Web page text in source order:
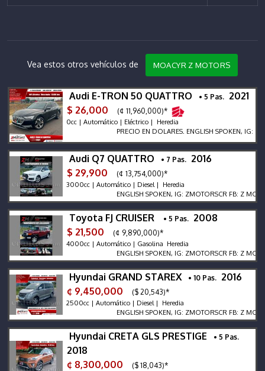
Vea estos otros vehículos de MOACYR Z MOTORS
Audi E-TRON 50 QUATTRO • 5 Pas. 2021
$ 26,000
(¢ 11,960,000)*
0cc | Automático | Eléctrico | Heredia
PRECIO EN DOLARES. ENGLISH SPOKEN, IG:
Audi Q7 QUATTRO • 7 Pas. 2016
$ 29,900
(¢ 13,754,000)*
3000cc | Automático | Diesel | Heredia
ENGLISH SPOKEN, IG: ZMOTORSCR FB: Z
Toyota FJ CRUISER • 5 Pas. 2008
$ 21,500
(¢ 9,890,000)*
4000cc | Automático | Gasolina Heredia
ENGLISH SPOKEN, IG: ZMOTORSCR FB: Z
Hyundai GRAND STAREX • 10 Pas. 2016
¢ 9,450,000
($ 20,543)*
2500cc | Automático | Diesel | Heredia
ENGLISH SPOKEN, IG: ZMOTORSCR FB: Z
Hyundai CRETA GLS PRESTIGE • 5 Pas.
2018
¢ 8,300,000
($ 18,043)*